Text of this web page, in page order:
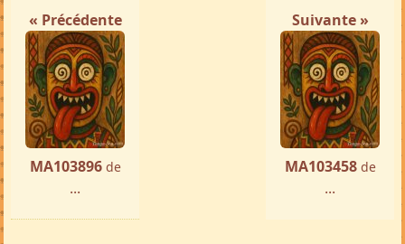
« Précédente
MA103896 de
...
Suivante »
MA103458 de
...